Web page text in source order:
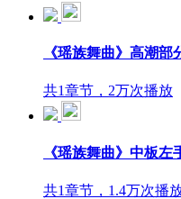
《瑶族舞曲》高潮
共1章节，2万次播放
《瑶族舞曲》中板
共1章节，1.4万次播